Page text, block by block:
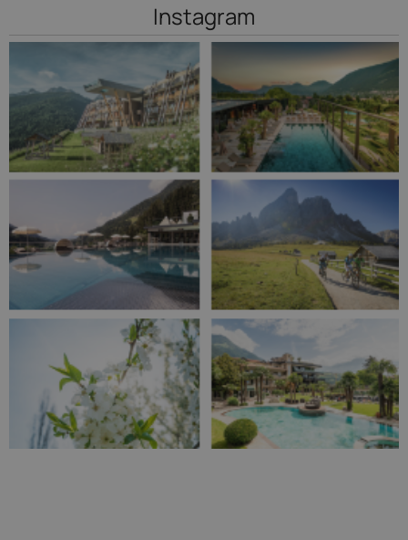
Instagram